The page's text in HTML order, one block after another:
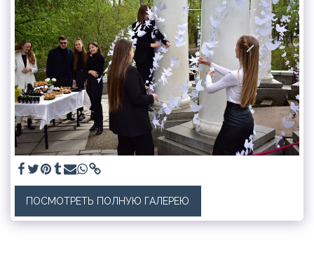
ПОСМОТРЕТЬ ПОЛНУЮ ГАЛЕРЕЮ